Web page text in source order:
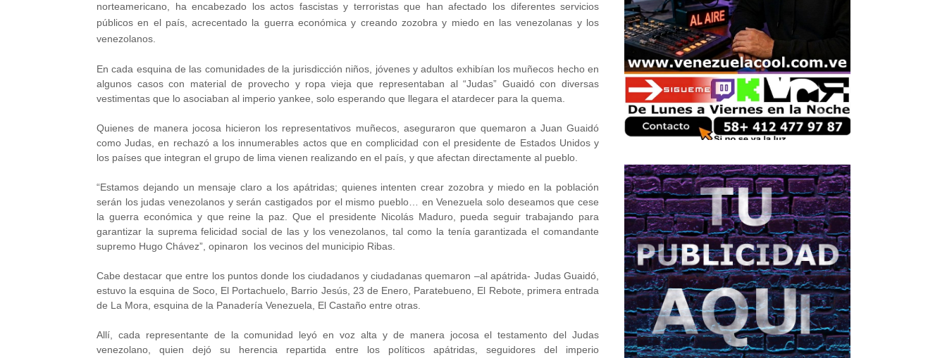
norteamericano, ha encabezado los actos fascistas y terroristas que han afectado los diferentes servicios
públicos en el país, acrecentado la guerra económica y creando zozobra y miedo en las venezolanas y los
venezolanos.
En cada esquina de las comunidades de la jurisdicción niños, jóvenes y adultos exhibían los muñecos hecho en
algunos casos con material de provecho y ropa vieja que representaban al “Judas” Guaidó con diversas
vestimentas que lo asociaban al imperio yankee, solo esperando que llegara el atardecer para la quema.
Quienes de manera jocosa hicieron los representativos muñecos, aseguraron que quemaron a Juan Guaidó
como Judas, en rechazó a los innumerables actos que en complicidad con el presidente de Estados Unidos y
los países que integran el grupo de lima vienen realizando en el país, y que afectan directamente al pueblo.
“Estamos dejando un mensaje claro a los apátridas; quienes intenten crear zozobra y miedo en la población
serán los judas venezolanos y serán castigados por el mismo pueblo… en Venezuela solo deseamos que cese
la guerra económica y que reine la paz. Que el presidente Nicolás Maduro, pueda seguir trabajando para
garantizar la suprema felicidad social de las y los venezolanos, tal como la tenía garantizada el comandante
supremo Hugo Chávez”, opinaron los vecinos del municipio Ribas.
Cabe destacar que entre los puntos donde los ciudadanos y ciudadanas quemaron –al apátrida- Judas Guaidó,
estuvo la esquina de Soco, El Portachuelo, Barrio Jesús, 23 de Enero, Paratebueno, El Rebote, primera entrada
de La Mora, esquina de la Panadería Venezuela, El Castaño entre otras.
Allí, cada representante de la comunidad leyó en voz alta y de manera jocosa el testamento del Judas
venezolano, quien dejó su herencia repartida entre los políticos apátridas, seguidores del imperio